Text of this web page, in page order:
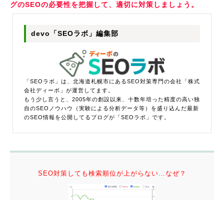
グのSEOの必要性を把握して、適切に対策しましょう。
devo「SEOラボ」編集部
「SEOラボ」は、北海道札幌市にあるSEO対策専門の会社「株式
会社ディーボ」が運営してます。
もう少し言うと、2005年の創設以来、十数年培った精度の高い独
自のSEOノウハウ（実験による分析データ等）を盛り込んだ最新
のSEO情報を公開してるブログが「SEOラボ」です。
SEO対策しても検索順位が上がらない…なぜ？